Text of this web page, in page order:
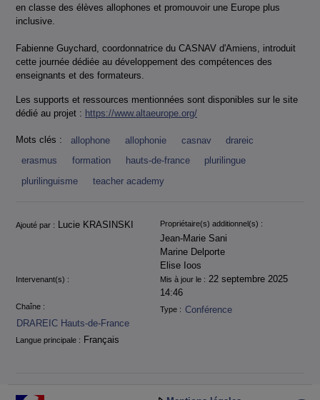
en classe des élèves allophones et promouvoir une Europe plus
inclusive.
Fabienne Guychard, coordonnatrice du CASNAV d'Amiens, introduit
cette journée dédiée au développement des compétences des
enseignants et des formateurs.
Les supports et ressources mentionnées sont disponibles sur le site
dédié au projet : https://www.altaeurope.org/
Mots clés : allophone allophonie casnav
drareic
erasmus
formation hauts-de-france
plurilingue
plurilinguisme
teacher academy
Informations
Ajouté par : Lucie KRASINSKI Propriétaire(s) additionnel(s) :
Jean-Marie Sani
Marine Delporte
Elise Ioos
Intervenant(s) : Mis à jour le : 22 septembre 2025
14:46
Chaîne :
DRAREIC Hauts-de-France
Type : Conférence
Langue principale : Français